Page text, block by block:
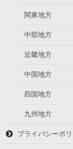
関東地方
中部地方
近畿地方
中国地方
四国地方
九州地方
プライバシーポ